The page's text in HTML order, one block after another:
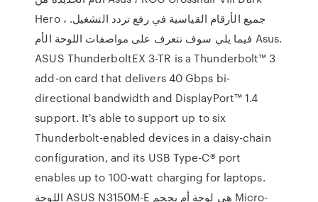
Hero ، جميع الأرقام القياسية في رفع تردد التشغيل.
فيما يلي سوف نتعرف على مواصفات اللوحة الأم Asus.
ASUS ThunderboltEX 3-TR is a Thunderbolt™ 3
add-on card that delivers 40 Gbps bi-
directional bandwidth and DisplayPort™ 1.4
support. It's able to support up to six
Thunderbolt-enabled devices in a daisy-chain
configuration, and its USB Type-C® port
enables up to 100-watt charging for laptops.
اللوحة ASUS N3150M-E هي لوحة أم بحجم Micro-